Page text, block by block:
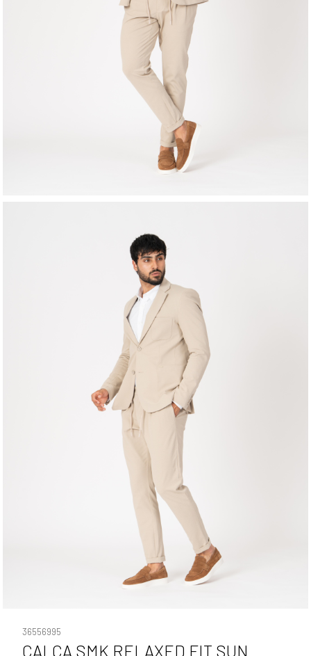
36556995
CALÇA SMK RELAXED FIT SUN